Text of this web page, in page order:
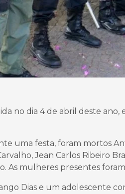
no dia 4 de abril deste ano,
uma festa, foram mortos
Jean Carlos Ribeiro
As mulheres presentes
Dias e um adolescente